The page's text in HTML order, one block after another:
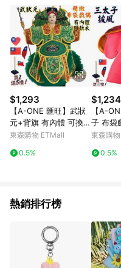
回饋。 5. 點數回饋會扣除所
實際回饋請依LINE購物通知為
ETMall站內之折扣優惠(包含
券等)，不具點數回饋資格。詳
顯示為準。 7. LINE購物設有
殊活動時開放「回饋無上限」)
計算，並依訂單成立時間當下
8. LINE購物為購物資訊整合性
如顯示之商品規格、顏色、價
頁不符，以銷售網頁標示為準
日期+180天以內至LINE購物客
行申訴，恕無法贈點回饋。
用，或不適用於無回饋商品。
$1,293
【A-ONE 匯旺】武狀
元+背旗 有內體 可換衣
精緻布袋戲偶 (送台灣
學 武將 布偶 木偶 人偶
東森購物 ETMall
0.5%
$1,234
【A-
子 布袋
內體可
業 布偶
東森購
0.5%
熱銷排行榜